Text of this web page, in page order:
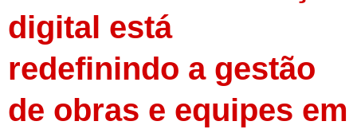
digital está
redefinindo a gestão
de obras e equipes em